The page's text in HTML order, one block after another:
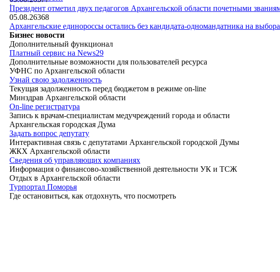
|
Президент отметил двух педагогов Архангельской области почетными
05.08.26368
Архангельские единороссы остались без кандидата-одномандатника на
Бизнес новости
Дополнительный функционал
Платный сервис на News29
Дополнительные возможности для пользователей ресурса
УФНС по Архангельской области
Узнай свою задолженность
Текущая задолженность перед бюджетом в режиме on-line
Минздрав Архангельской области
On-line регистратура
Запись к врачам-специалистам медучреждений города и области
Архангельская городская Дума
Задать вопрос депутату
Интерактивная связь с депутатами Архангельской городской Думы
ЖКХ Архангельской области
Сведения об управляющих компаниях
Информация о финансово-хозяйственной деятельности УК и ТСЖ
Отдых в Архангельской области
Турпортал Поморья
Где остановиться, как отдохнуть, что посмотреть